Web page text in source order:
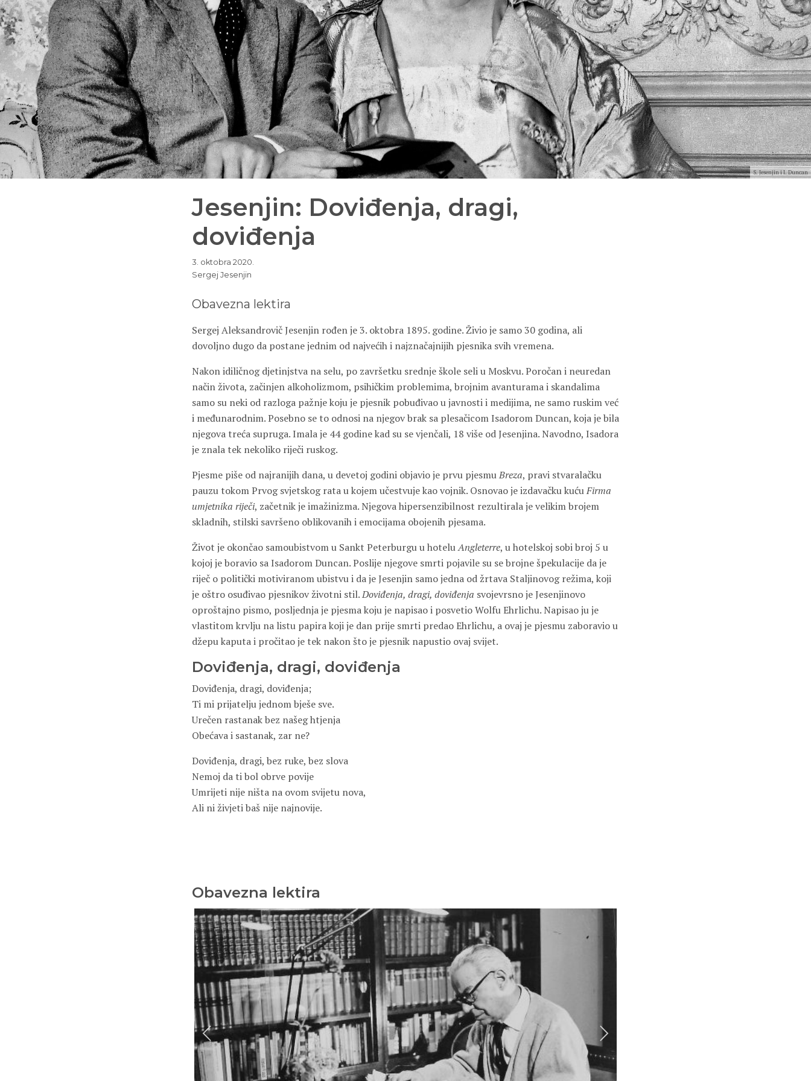
S. Jesenjin i I. Duncan
Jesenjin: Doviđenja, dragi,
doviđenja
3. oktobra 2020.
Sergej Jesenjin
Obavezna lektira
Sergej Aleksandrovič Jesenjin rođen je 3. oktobra 1895. godine. Živio je samo 30 godina, ali
dovoljno dugo da postane jednim od najvećih i najznačajnijih pjesnika svih vremena.
Nakon idiličnog djetinjstva na selu, po završetku srednje škole seli u Moskvu. Poročan i neuredan
način života, začinjen alkoholizmom, psihičkim problemima, brojnim avanturama i skandalima
samo su neki od razloga pažnje koju je pjesnik pobuđivao u javnosti i medijima, ne samo ruskim već
i međunarodnim. Posebno se to odnosi na njegov brak sa plesačicom Isadorom Duncan, koja je bila
njegova treća supruga. Imala je 44 godine kad su se vjenčali, 18 više od Jesenjina. Navodno, Isadora
je znala tek nekoliko riječi ruskog.
Pjesme piše od najranijih dana, u devetoj godini objavio je prvu pjesmuBreza, pravi stvaralačku
pauzu tokom Prvog svjetskog rata u kojem učestvuje kao vojnik. Osnovao je izdavačku kućuFirma
umjetnika riječi, začetnik je imažinizma. Njegova hipersenzibilnost rezultirala je velikim brojem
skladnih, stilski savršeno oblikovanih i emocijama obojenih pjesama.
Život je okončao samoubistvom u Sankt Peterburgu u hoteluAngleterre, u hotelskoj sobi broj 5 u
kojoj je boravio sa Isadorom Duncan. Poslije njegove smrti pojavile su se brojne špekulacije da je
riječ o politički motiviranom ubistvu i da je Jesenjin samo jedna od žrtava Staljinovog režima, koji
je oštro osuđivao pjesnikov životni stil.Doviđenja, dragi, doviđenja svojevrsno je Jesenjinovo
oproštajno pismo, posljednja je pjesma koju je napisao i posvetio Wolfu Ehrlichu. Napisao ju je
vlastitom krvlju na listu papira koji je dan prije smrti predao Ehrlichu, a ovaj je pjesmu zaboravio u
džepu kaputa i pročitao je tek nakon što je pjesnik napustio ovaj svijet.
Doviđenja, dragi, doviđenja
Doviđenja, dragi, doviđenja;
Ti mi prijatelju jednom bješe sve.
Urečen rastanak bez našeg htjenja
Obećava i sastanak, zar ne?
Doviđenja, dragi, bez ruke, bez slova
Nemoj da ti bol obrve povije
Umrijeti nije ništa na ovom svijetu nova,
Ali ni živjeti baš nije najnovije.
Obavezna lektira